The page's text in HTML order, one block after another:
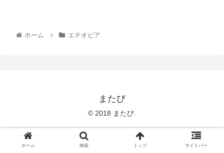
ホーム エチオピア
またび
© 2018 またび.
ホーム 検索 トップ サイドバー